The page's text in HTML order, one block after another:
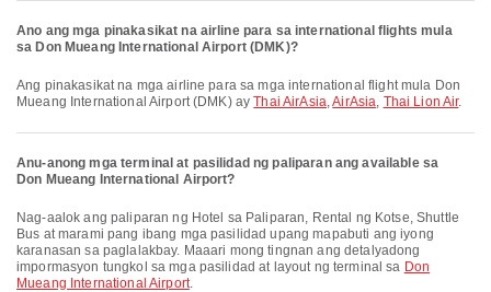
Ano ang mga pinakasikat na airline para sa international flights mula
sa Don Mueang International Airport (DMK)?
Ang pinakasikat na mga airline para sa mga international flight mula Don
Mueang International Airport (DMK) ayThai AirAsia,AirAsia, Thai Lion Air.
Anu-anong mga terminal at pasilidad ng paliparan ang available sa
Don Mueang International Airport?
Nag-aalok ang paliparan ng Hotel sa Paliparan, Rental ng Kotse, Shuttle
Bus at marami pang ibang mga pasilidad upang mapabuti ang iyong
karanasan sa paglalakbay. Maaari mong tingnan ang detalyadong
impormasyon tungkol sa mga pasilidad at layout ng terminal sa Don
Mueang International Airport.